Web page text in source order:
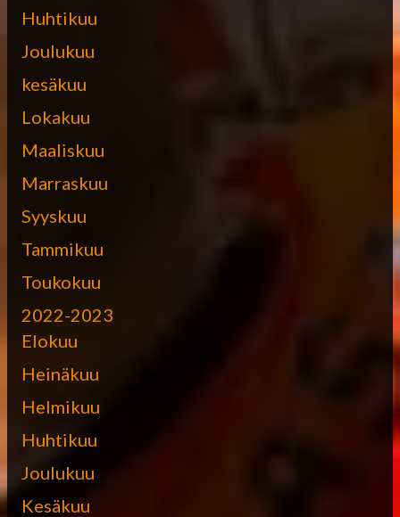
Huhtikuu
Joulukuu
kesäkuu
Lokakuu
Maaliskuu
Marraskuu
Syyskuu
Tammikuu
Toukokuu
2022-2023
Elokuu
Heinäkuu
Helmikuu
Huhtikuu
Joulukuu
Kesäkuu